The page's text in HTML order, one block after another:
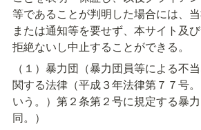
等であることが判明した場合には、
または通知等を要せず、本サイト及
拒絶ないし中止することができる。
（１）暴力団（暴力団員等による不
関する法律（平成３年法律第７７号
いう。）第２条第２号に規定する暴
同。）